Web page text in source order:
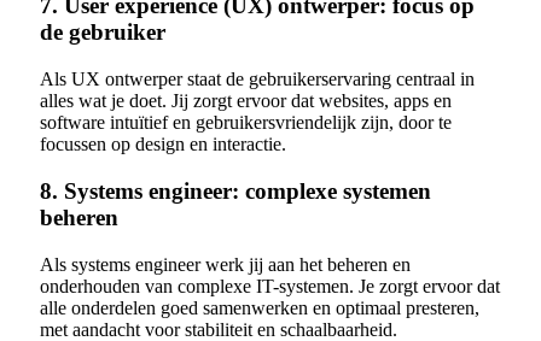
7. User experience (UX) ontwerper: focus op
de gebruiker
Als UX ontwerper staat de gebruikerservaring centraal in
alles wat je doet. Jij zorgt ervoor dat websites, apps en
software intuïtief en gebruikersvriendelijk zijn, door te
focussen op design en interactie.
8. Systems engineer: complexe systemen
beheren
Als systems engineer werk jij aan het beheren en
onderhouden van complexe IT-systemen. Je zorgt ervoor dat
alle onderdelen goed samenwerken en optimaal presteren,
met aandacht voor stabiliteit en schaalbaarheid.